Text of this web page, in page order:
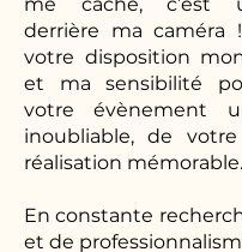
derrière ma caméra
votre disposition
et ma sensibilité
votre évènement
inoubliable, de
réalisation mémorable.
En constante
et de